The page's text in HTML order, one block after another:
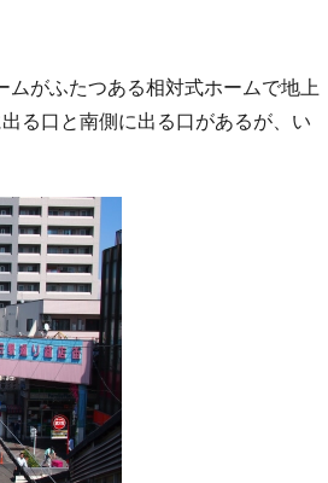
がふたつある相対式ホームで地上
る口と南側に出る口があるが、い